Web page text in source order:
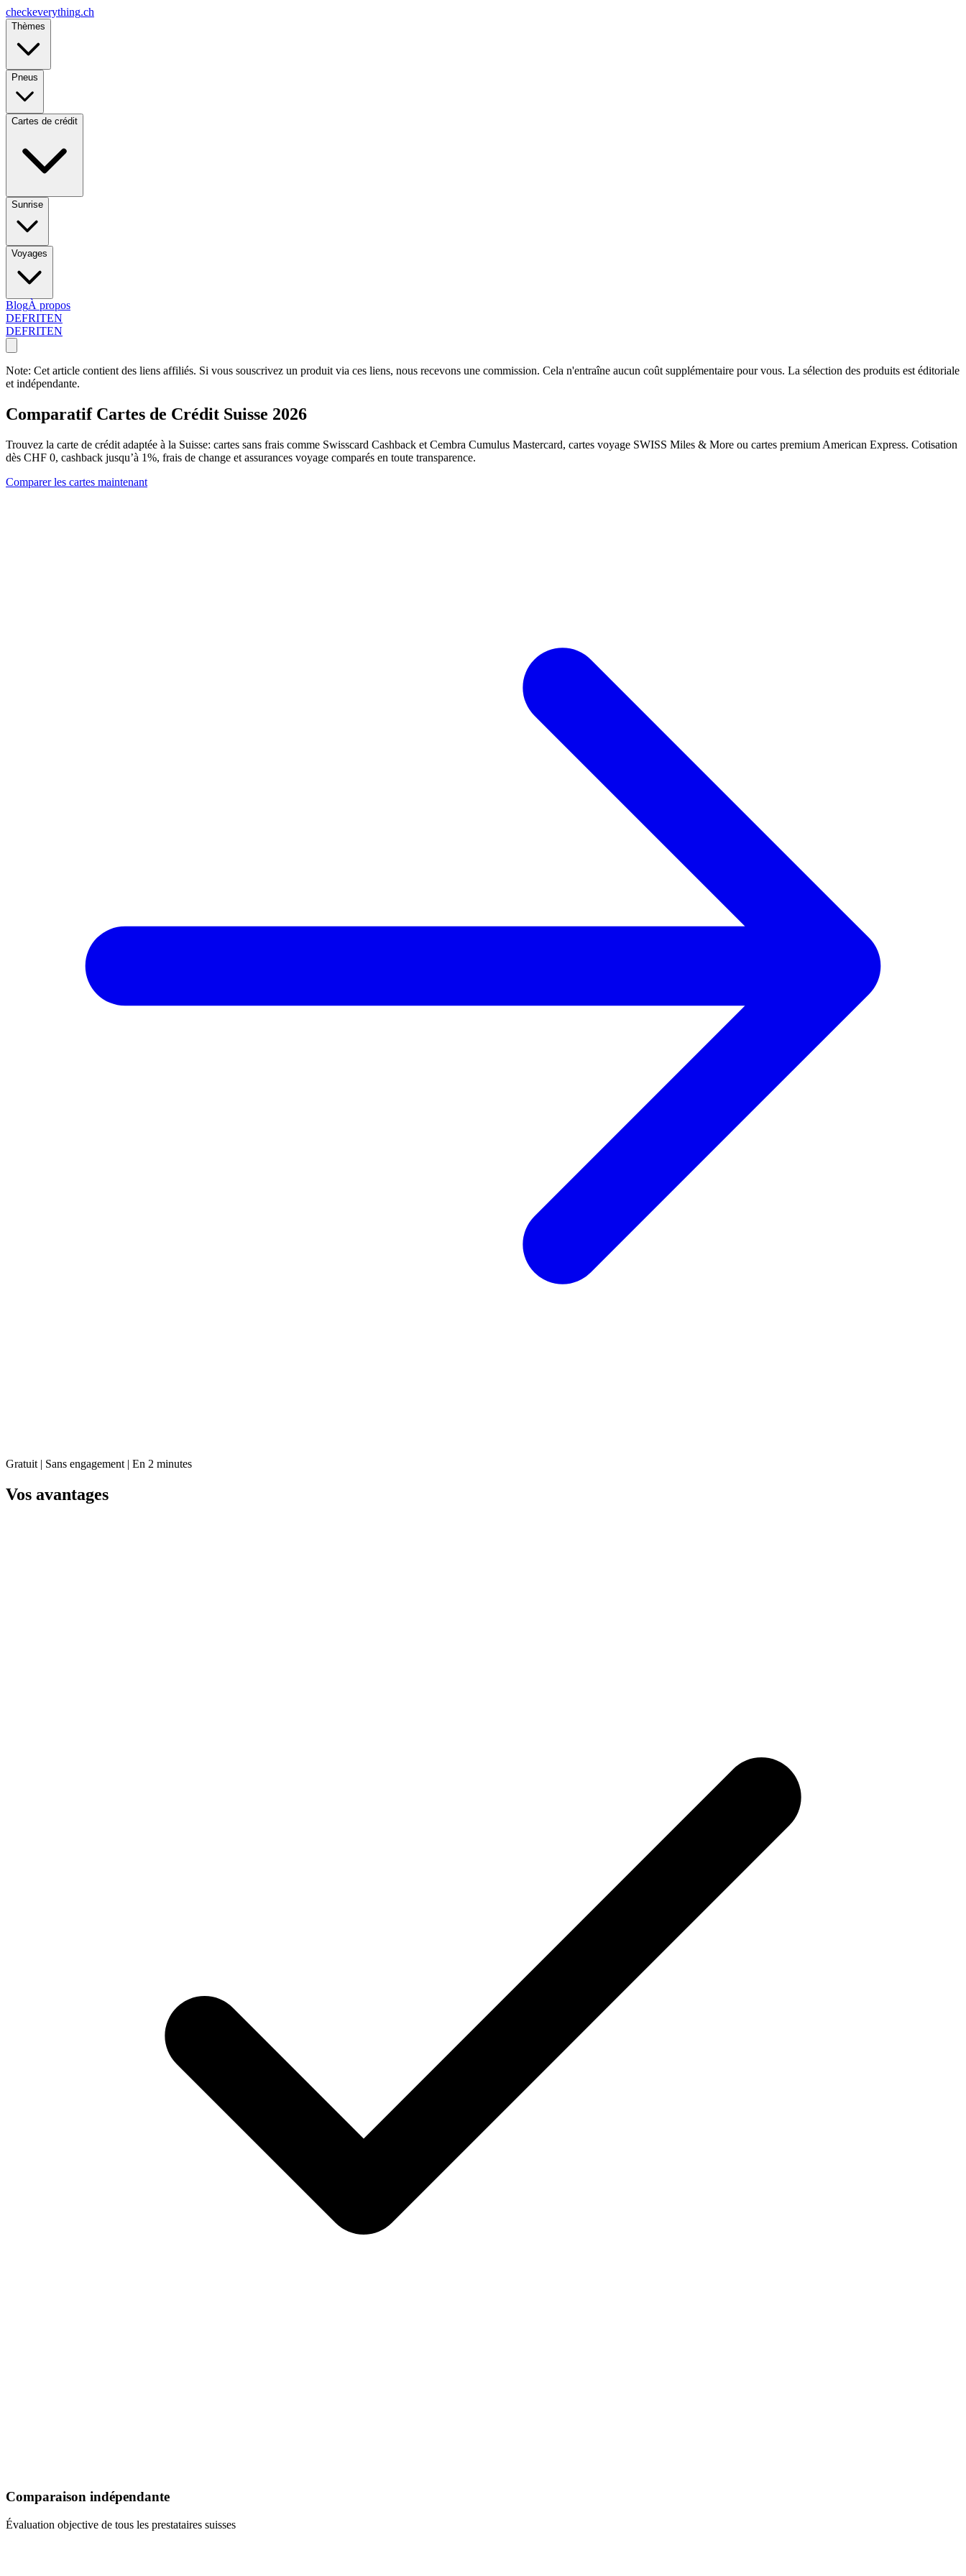
checkeverything.ch
Thèmes
Pneus
Cartes de crédit
Sunrise
Voyages
BlogÀ propos
DEFRITEN
DEFRITEN
Note: Cet article contient des liens affiliés. Si vous souscrivez un produit via ces liens, nous recevons une commission. Cela n'entraîne aucun coût supplémentaire pour vous. La sélection des produits est éditoriale
et indépendante.
Comparatif Cartes de Crédit Suisse 2026
Trouvez la carte de crédit adaptée à la Suisse: cartes sans frais comme Swisscard Cashback et Cembra Cumulus Mastercard, cartes voyage SWISS Miles & More ou cartes premium American Express. Cotisation
dès CHF 0, cashback jusqu’à 1%, frais de change et assurances voyage comparés en toute transparence.
Comparer les cartes maintenant
Gratuit | Sans engagement | En 2 minutes
Vos avantages
Comparaison indépendante
Évaluation objective de tous les prestataires suisses